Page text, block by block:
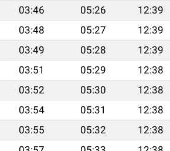
03:46 05:26 12:39
03:48 05:27 12:39
03:49 05:28 12:39
03:51 05:29 12:38
03:52 05:30 12:38
03:54 05:31 12:38
03:55 05:32 12:38